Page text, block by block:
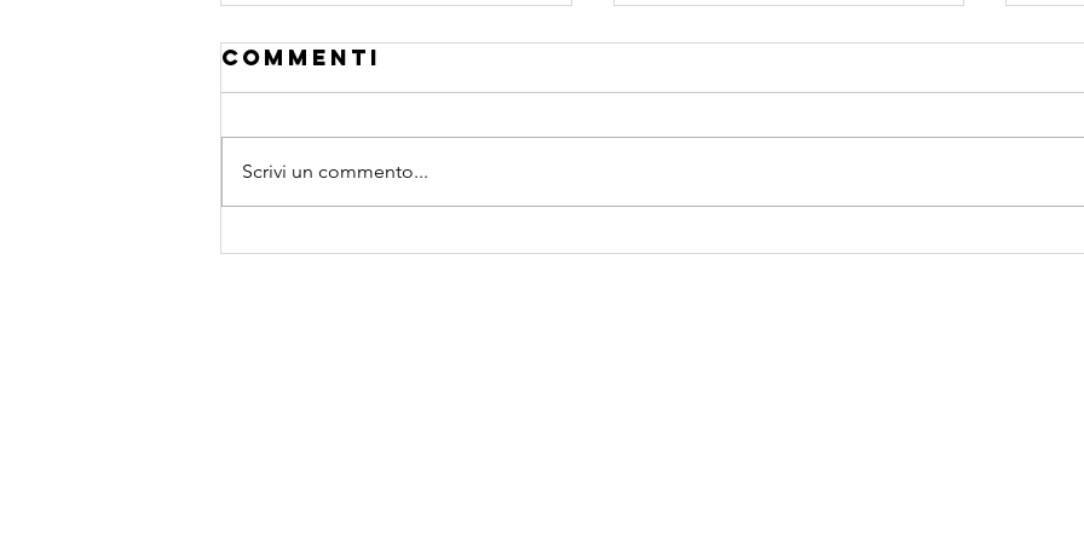
esponente di
A Scuola
Commenti
Scrivi un commento...